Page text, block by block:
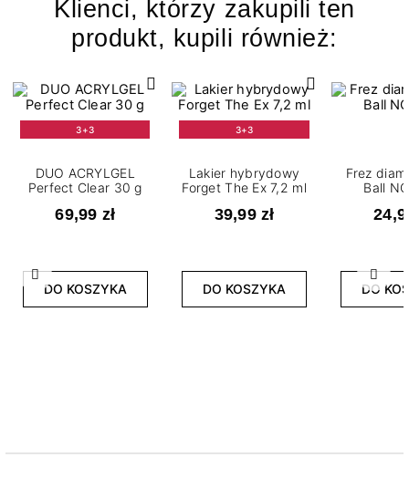
Klienci, którzy zakupili ten
produkt, kupili również:
Poprzedni
3+3
DUO ACRYLGEL
Perfect Clear 30 g
69,99 zł
DO KOSZYKA
3+3
Lakier hybrydowy
Forget The Ex 7,2 ml
39,99 zł
DO KOSZYKA
Frez
Ball
DO